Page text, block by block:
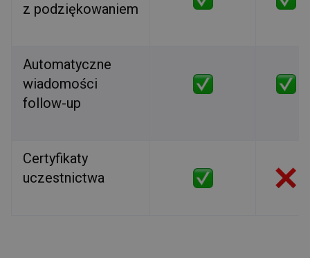
z podziękowaniem
Automatyczne
wiadomości
follow-up
Certyfikaty
uczestnictwa